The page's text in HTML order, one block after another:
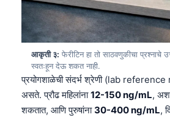
आकृती ३: फेरीटिन हा तो साठवणुकीचा प्रश्नाचे
स्वतःहून देऊ शकत नाही.
प्रयोगशाळेची संदर्भ श्रेणी (lab
असते. प्रौढ महिलांना12-150 ng/mL,
शकतात, आणि पुरुषांना 30-400 ng/mL,